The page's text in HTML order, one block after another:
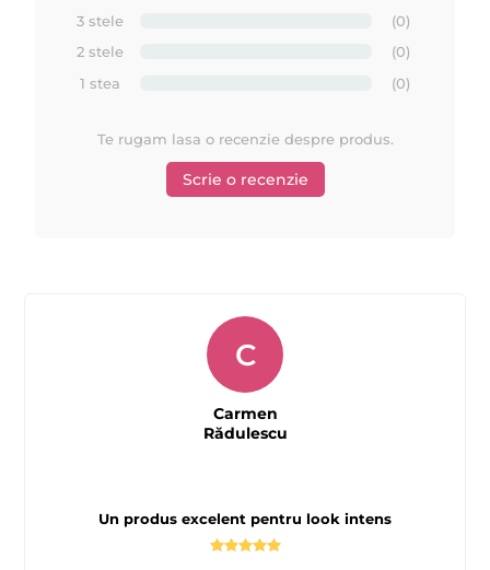
3 stele
(0)
2 stele
(0)
1 stea
(0)
Te rugam lasa o recenzie despre produs.
Scrie o recenzie
Un produs excelent pentru look intens
C
Carmen
Rădulescu